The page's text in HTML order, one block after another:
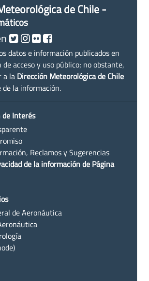
de Chile -
datos e información publicados en
acceso y uso público; no obstante,
a la Dirección Meteorológica de Chile
la información.
Interés
Reclamos y Sugerencias
de la información de Página
de Aeronáutica